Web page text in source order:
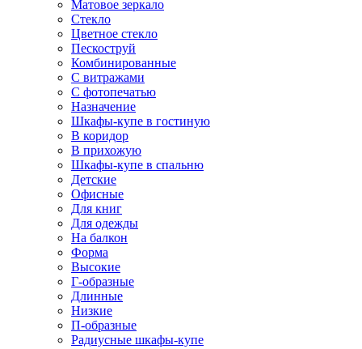
Матовое зеркало
Стекло
Цветное стекло
Пескоструй
Комбинированные
С витражами
С фотопечатью
Назначение
Шкафы-купе в гостиную
В коридор
В прихожую
Шкафы-купе в спальню
Детские
Офисные
Для книг
Для одежды
На балкон
Форма
Высокие
Г-образные
Длинные
Низкие
П-образные
Радиусные шкафы-купе